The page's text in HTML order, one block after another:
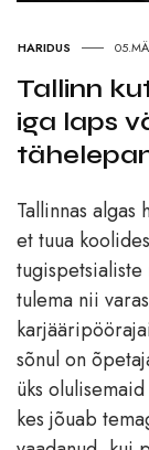
HARIDUS
Tallinn
iga laps
Tallinnas
et tuua
tugispetsialiste
tulema nii
sõnul on
üks
kes jõuab